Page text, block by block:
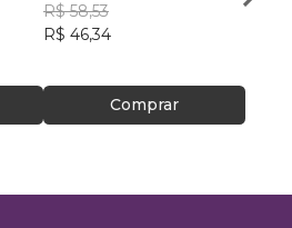
e Britto
R$ 58,53
R$ 46,34
Comprar
R$